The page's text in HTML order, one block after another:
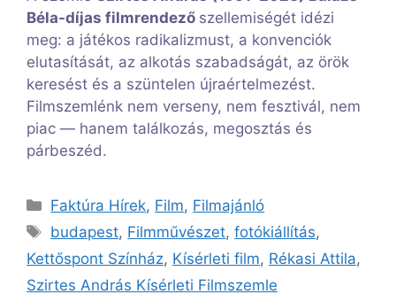
Béla-díjas filmrendező szellemiségét idézi
meg: a játékos radikalizmust, a konvenciók
elutasítását, az alkotás szabadságát, az örök
keresést és a szüntelen újraértelmezést.
Filmszemlénk nem verseny, nem fesztivál, nem
piac — hanem találkozás, megosztás és
párbeszéd.
Kategória
Faktúra Hírek, Film, Filmajánló
Címkék
budapest, Filmművészet,fotókiállítás,
Kettőspont Színház, Kísérleti film, Rékasi Attila,
Szirtes András Kísérleti Filmszemle